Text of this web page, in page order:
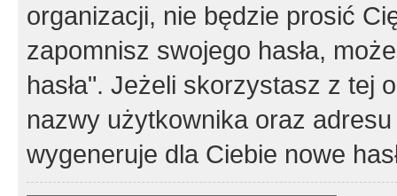
organizacji, nie będzie prosić
zapomnisz swojego hasła,
hasła". Jeżeli skorzystasz z tej
nazwy użytkownika oraz
wygeneruje dla Ciebie nowe